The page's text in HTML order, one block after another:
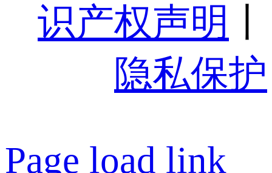
识产权声明
隐私保护
Page load link